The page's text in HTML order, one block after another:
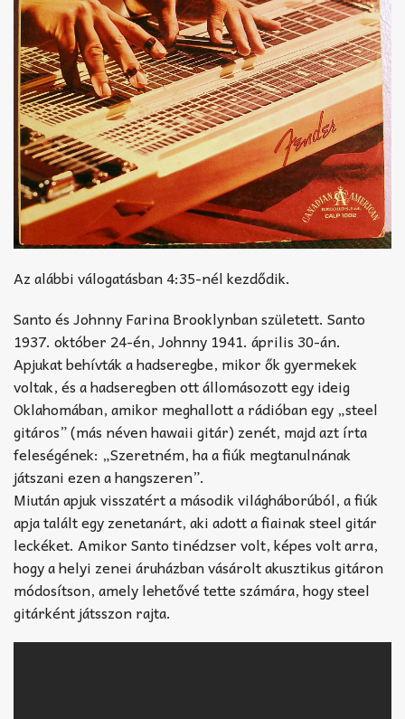
Az alábbi válogatásban 4:35-nél kezdődik.
Santo és Johnny Farina Brooklynban született. Santo
1937. október 24-én, Johnny 1941. április 30-án.
Apjukat behívták a hadseregbe, mikor ők gyermekek
voltak, és a hadseregben ott állomásozott egy ideig
Oklahomában, amikor meghallott a rádióban egy „steel
gitáros” (más néven hawaii gitár) zenét, majd azt írta
feleségének: „Szeretném, ha a fiúk megtanulnának
játszani ezen a hangszeren”.
Miután apjuk visszatért a második világháborúból, a fiúk
apja talált egy zenetanárt, aki adott a fiainak steel gitár
leckéket. Amikor Santo tinédzser volt, képes volt arra,
hogy a helyi zenei áruházban vásárolt akusztikus gitáron
módosítson, amely lehetővé tette számára, hogy steel
gitárként játsszon rajta.